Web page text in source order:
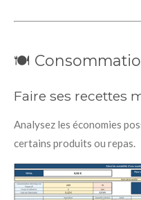
🍽️
Faire ses recettes
Analysez les économies
certains produits ou repas.